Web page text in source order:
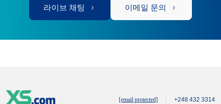
라이브 채팅 이메일 문의
[email protected] +248 432 3314